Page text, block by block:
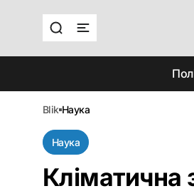
blik наука
Наука
Кліматична